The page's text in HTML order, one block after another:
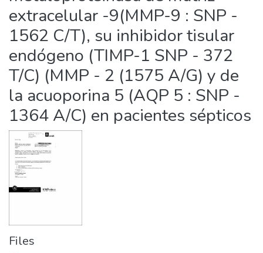
extracelular -9(MMP-9 : SNP -
1562 C/T), su inhibidor tisular
endógeno (TIMP-1 SNP - 372
T/C) (MMP - 2 (1575 A/G) y de
la acuoporina 5 (AQP 5 : SNP -
1364 A/C) en pacientes sépticos
Files